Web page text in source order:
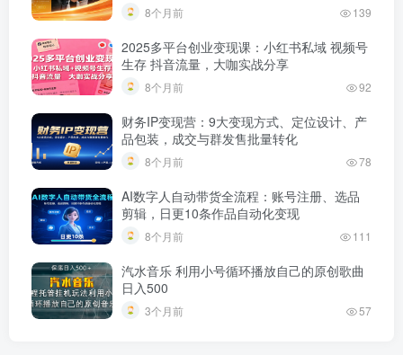
8个月前 139
2025多平台创业变现课：小红书私域 视频号
生存 抖音流量，大咖实战分享
8个月前 92
财务IP变现营：9大变现方式、定位设计、产
品包装，成交与群发售批量转化
8个月前 78
AI数字人自动带货全流程：账号注册、选品
剪辑，日更10条作品自动化变现
8个月前 111
汽水音乐 利用小号循环播放自己的原创歌曲
日入500
3个月前 57